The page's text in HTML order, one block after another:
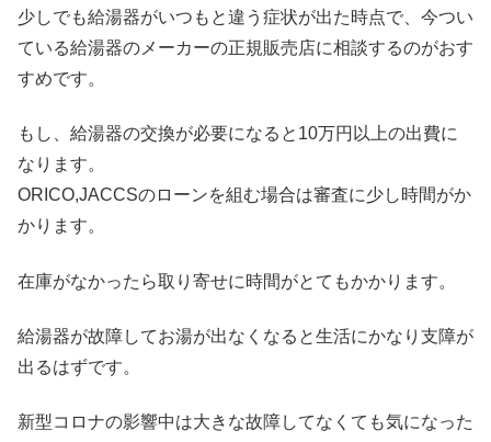
少しでも給湯器がいつもと違う症状が出た時点で、今つい
ている給湯器のメーカーの正規販売店に相談するのがおす
すめです。
もし、給湯器の交換が必要になると10万円以上の出費に
なります。
ORICO,JACCSのローンを組む場合は審査に少し時間がか
かります。
在庫がなかったら取り寄せに時間がとてもかかります。
給湯器が故障してお湯が出なくなると生活にかなり支障が
出るはずです。
新型コロナの影響中は大きな故障してなくても気になった